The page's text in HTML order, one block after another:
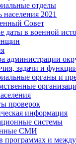
отделы
населения 2021
Совет
даты в военной
администрации
задачи и
органы и
проверок
информация
системы
СМИ
программах и